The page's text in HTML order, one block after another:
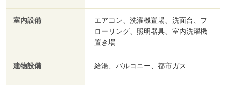
室内設備
エアコン、洗濯機置場、洗面台、フ
ローリング、照明器具、室内洗濯機
置き場
建物設備 給湯、バルコニー、都市ガス